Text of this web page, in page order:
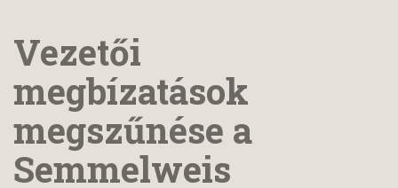
Vezetői
megbízatások
megszűnése a
Semmelweis